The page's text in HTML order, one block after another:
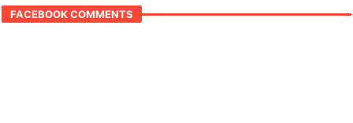
FACEBOOK COMMENTS